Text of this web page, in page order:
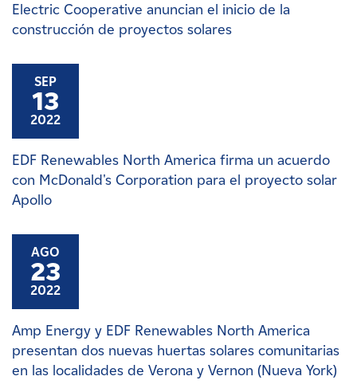
Electric Cooperative anuncian el inicio de la
construcción de proyectos solares
SEP
13
2022
EDF Renewables North America firma un acuerdo
con McDonald's Corporation para el proyecto solar
Apollo
AGO
23
2022
Amp Energy y EDF Renewables North America
presentan dos nuevas huertas solares comunitarias
en las localidades de Verona y Vernon (Nueva York)